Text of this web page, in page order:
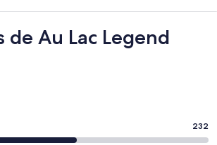
Au Lac Legend
232